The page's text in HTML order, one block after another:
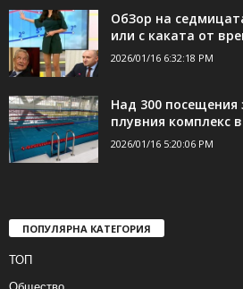
ОбЗор на
или с каката от
2026/01/16 6:32:18 PM
Над 300 посещения
плувния комплекс
2026/01/16 5:20:06 PM
ПОПУЛЯРНА КАТЕГОРИЯ
ТОП
Общество